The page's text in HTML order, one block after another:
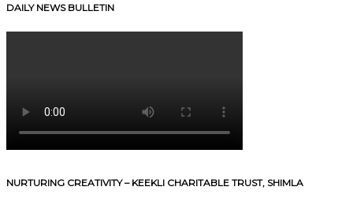
DAILY NEWS BULLETIN
NURTURING CREATIVITY – KEEKLI CHARITABLE TRUST, SHIMLA